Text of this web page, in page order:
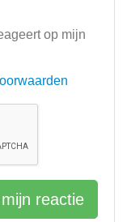
op mijn
reactie